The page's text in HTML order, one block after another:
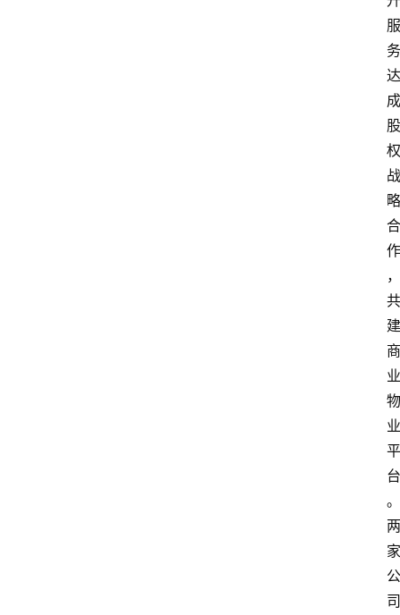
服
务
达
成
股
权
战
略
合
作
，
共
建
商
业
物
业
平
台
。
两
家
公
司